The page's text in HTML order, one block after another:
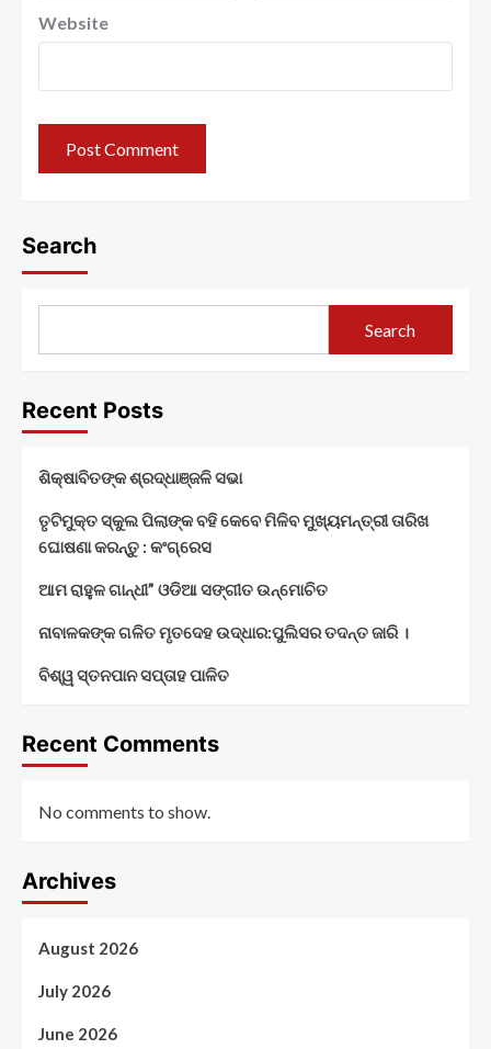
Website
Search
Search
Recent Posts
ଶିକ୍ଷାବିତଙ୍କ ଶ୍ରଦ୍ଧାଞ୍ଜଳି ସଭା
ତୃଟିମୁକ୍ତ ସ୍କୁଲ ପିଲାଙ୍କ ବହି କେବେ ମିଳିବ ମୁଖ୍ୟମନ୍ତ୍ରୀ ତାରିଖ
ଘୋଷଣା କରନ୍ତୁ : କଂଗ୍ରେସ
ଆମ ରାହୁଳ ଗାନ୍ଧୀ” ଓଡିଆ ସଙ୍ଗୀତ ଉନ୍ମୋଚିତ
ନାବାଳକଙ୍କ ଗଳିତ ମୃତଦେହ ଉଦ୍ଧାର:ପୁଲିସର ତଦନ୍ତ ଜାରି ।
ବିଶ୍ୱ ସ୍ତନପାନ ସପ୍ତାହ ପାଳିତ
Recent Comments
No comments to show.
Archives
August 2026
July 2026
June 2026